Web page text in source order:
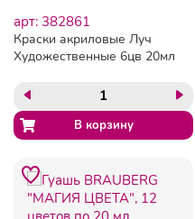
арт: 382861
Краски акриловые Луч
Художественные 6цв 20мл